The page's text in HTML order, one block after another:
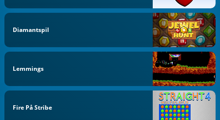
Diamantspil
Lemmings
Fire På Stribe